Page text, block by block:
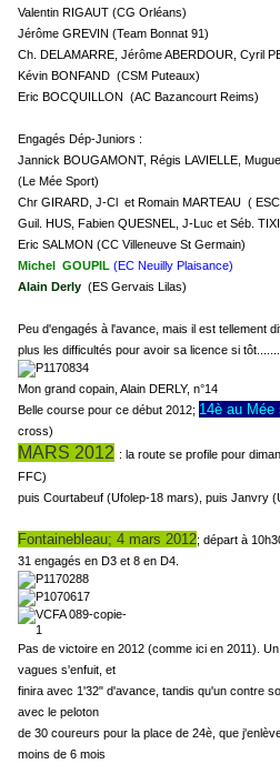
Valentin RIGAUT (CG Orléans)
Jérôme GREVIN (Team Bonnat 91)
Ch. DELAMARRE, Jérôme ABERDOUR, Cyril
Kévin BONFAND (CSM Puteaux)
Eric BOCQUILLON (AC Bazancourt Reims)
Engagés Dép-Juniors :
Jannick BOUGAMONT, Régis LAVIELLE,
(Le Mée Sport)
Chr GIRARD, J-Cl et Romain MARTEAU (
Guil. HUS, Fabien QUESNEL, J-Luc et Séb.
Eric SALMON (CC Villeneuve St Germain)
Michel GOUPIL (EC Neuilly Plaisance)
Alain Derly (ES Gervais Lilas)
Peu d'engagés à l'avance, mais il est tellement
plus les difficultés pour avoir sa licence si
Mon grand copain, Alain DERLY, n°14
Belle course pour ce début 2012; 14è au Mée
cross)
MARS 2012 : la route se profile pour
FFC)
puis Courtabeuf (Ufolep-18 mars), puis Janvry
Fontainebleau; 4 mars 2012; départ à
31 engagés en D3 et 8 en D4.
Pas de victoire en 2012 (comme ici en 2011).
vagues s'enfuit, et
finira avec 1'32" d'avance, tandis qu'un contre
avec le peloton
de 30 coureurs pour la place de 24è, que
moins de 6 mois